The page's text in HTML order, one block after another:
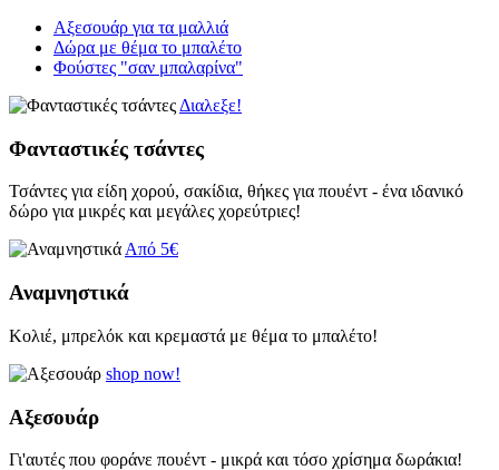
Αξεσουάρ για τα μαλλιά
Δώρα με θέμα το μπαλέτο
Φούστες "σαν μπαλαρίνα"
Διαλεξε!
Φανταστικές τσάντες
Τσάντες για είδη χορού, σακίδια, θήκες για πουέντ - ένα ιδανικό
δώρο για μικρές και μεγάλες χορεύτριες!
Από 5€
Αναμνηστικά
Κολιέ, μπρελόκ και κρεμαστά με θέμα το μπαλέτο!
shop now!
Αξεσουάρ
Γι'αυτές που φοράνε πουέντ - μικρά και τόσο χρίσημα δωράκια!